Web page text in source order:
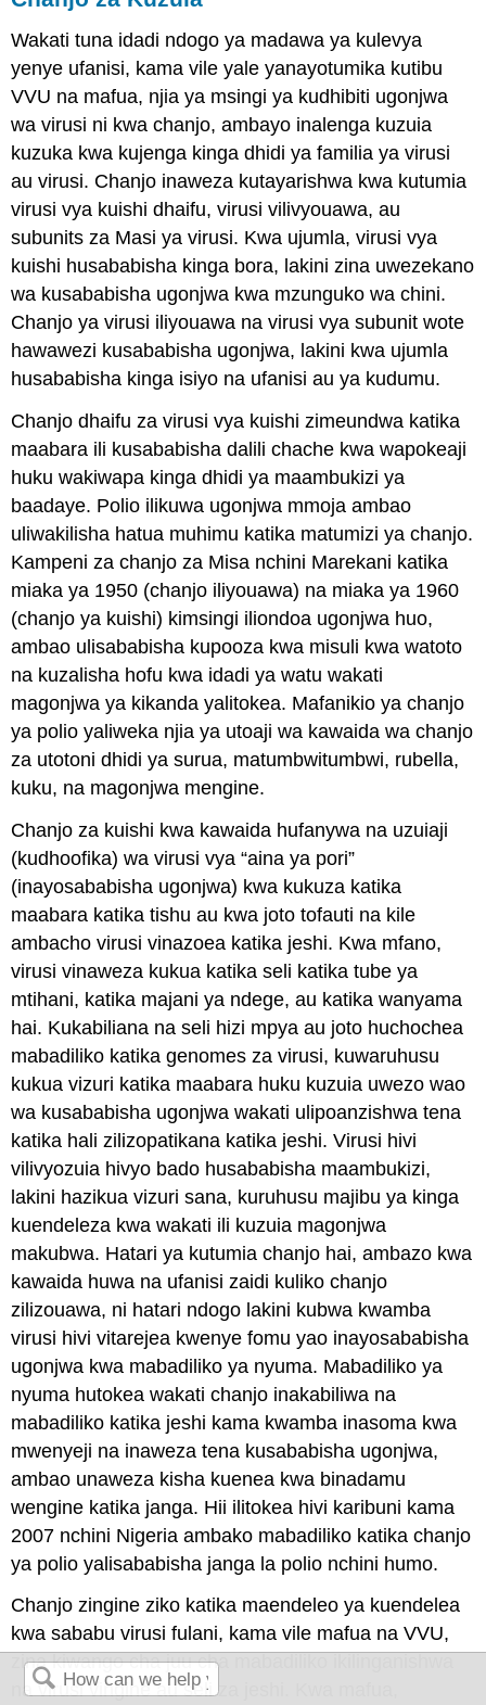
Wakati tuna idadi ndogo ya madawa ya kulevya
yenye ufanisi, kama vile yale yanayotumika kutibu
VVU na mafua, njia ya msingi ya kudhibiti ugonjwa
wa virusi ni kwa chanjo, ambayo inalenga kuzuia
kuzuka kwa kujenga kinga dhidi ya familia ya virusi
au virusi. Chanjo inaweza kutayarishwa kwa kutumia
virusi vya kuishi dhaifu, virusi vilivyouawa, au
subunits za Masi ya virusi. Kwa ujumla, virusi vya
kuishi husababisha kinga bora, lakini zina uwezekano
wa kusababisha ugonjwa kwa mzunguko wa chini.
Chanjo ya virusi iliyouawa na virusi vya subunit wote
hawawezi kusababisha ugonjwa, lakini kwa ujumla
husababisha kinga isiyo na ufanisi au ya kudumu.
Chanjo dhaifu za virusi vya kuishi zimeundwa katika
maabara ili kusababisha dalili chache kwa wapokeaji
huku wakiwapa kinga dhidi ya maambukizi ya
baadaye. Polio ilikuwa ugonjwa mmoja ambao
uliwakilisha hatua muhimu katika matumizi ya chanjo.
Kampeni za chanjo za Misa nchini Marekani katika
miaka ya 1950 (chanjo iliyouawa) na miaka ya 1960
(chanjo ya kuishi) kimsingi iliondoa ugonjwa huo,
ambao ulisababisha kupooza kwa misuli kwa watoto
na kuzalisha hofu kwa idadi ya watu wakati
magonjwa ya kikanda yalitokea. Mafanikio ya chanjo
ya polio yaliweka njia ya utoaji wa kawaida wa chanjo
za utotoni dhidi ya surua, matumbwitumbwi, rubella,
kuku, na magonjwa mengine.
Chanjo za kuishi kwa kawaida hufanywa na uzuiaji
(kudhoofika) wa virusi vya “aina ya pori”
(inayosababisha ugonjwa) kwa kukuza katika
maabara katika tishu au kwa joto tofauti na kile
ambacho virusi vinazoea katika jeshi. Kwa mfano,
virusi vinaweza kukua katika seli katika tube ya
mtihani, katika majani ya ndege, au katika wanyama
hai. Kukabiliana na seli hizi mpya au joto huchochea
mabadiliko katika genomes za virusi, kuwaruhusu
kukua vizuri katika maabara huku kuzuia uwezo wao
wa kusababisha ugonjwa wakati ulipoanzishwa tena
katika hali zilizopatikana katika jeshi. Virusi hivi
vilivyozuia hivyo bado husababisha maambukizi,
lakini hazikua vizuri sana, kuruhusu majibu ya kinga
kuendeleza kwa wakati ili kuzuia magonjwa
makubwa. Hatari ya kutumia chanjo hai, ambazo kwa
kawaida huwa na ufanisi zaidi kuliko chanjo
zilizouawa, ni hatari ndogo lakini kubwa kwamba
virusi hivi vitarejea kwenye fomu yao inayosababisha
ugonjwa kwa mabadiliko ya nyuma. Mabadiliko ya
nyuma hutokea wakati chanjo inakabiliwa na
mabadiliko katika jeshi kama kwamba inasoma kwa
mwenyeji na inaweza tena kusababisha ugonjwa,
ambao unaweza kisha kuenea kwa binadamu
wengine katika janga. Hii ilitokea hivi karibuni kama
2007 nchini Nigeria ambako mabadiliko katika chanjo
ya polio yalisababisha janga la polio nchini humo.
Chanjo zingine ziko katika maendeleo ya kuendelea
kwa sababu virusi fulani, kama vile mafua na VVU,
zina kiwango cha juu cha mabadiliko ikilinganishwa
na virusi vingine au seli za jeshi. Kwa mafua,